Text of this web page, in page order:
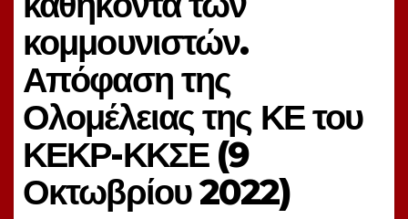
κομμουνιστών.
Απόφαση της
Ολομέλειας της ΚΕ του
ΚΕΚΡ-ΚΚΣΕ (9
Οκτωβρίου 2022)